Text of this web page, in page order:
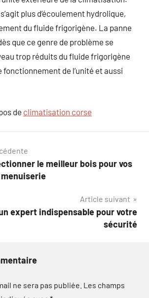
plus d’écoulement hydrolique,
du fluide frigorigène. La panne
que ce genre de problème se
trop réduits du fluide frigorigène
de l’unité et aussi
de climatisation corse
le meilleur bois pour vos
Article suivant
expert indispensable pour votre
sécurité
ne sera pas publiée. Les champs